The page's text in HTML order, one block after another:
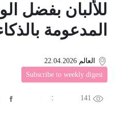
للألبان بفضل
المدعومة
العالم 22.04.2026
Subscribe to weekly digest
141
中文
DE عربى